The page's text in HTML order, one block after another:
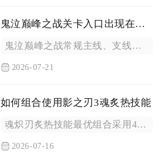
鬼泣巅峰之战关卡入口出现在哪里
鬼泣巅峰之战常规主线、支线关卡统一在主界面右下角冒险按钮内进...
2026-07-21
如何组合使用影之刃3魂炙热技能
魂炽刃炙热技能最优组合采用4+2短链架构，以上链烈焰突袭、飞...
2026-07-16